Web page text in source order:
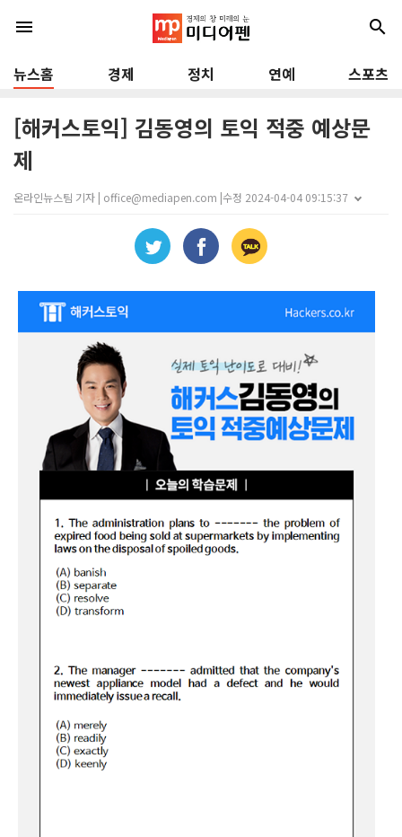
menu search
뉴스홈 경제 정치 연예 스포츠
[해커스토익] 김동영의 토익 적중 예상문
제
온라인뉴스팀 기자 | office@mediapen.com |수정 2024-04-04 09:15:37